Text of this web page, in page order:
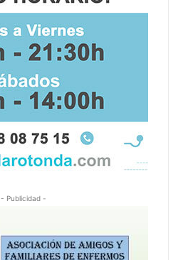
- Publicidad -